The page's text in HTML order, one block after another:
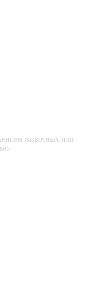
животных или